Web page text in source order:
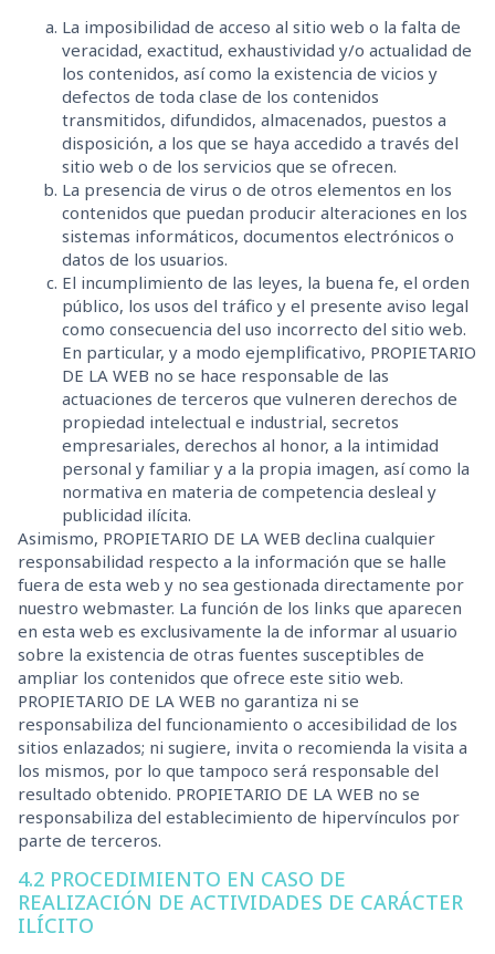
La imposibilidad de acceso al sitio web o la falta de
veracidad, exactitud, exhaustividad y/o actualidad de
los contenidos, así como la existencia de vicios y
defectos de toda clase de los contenidos
transmitidos, difundidos, almacenados, puestos a
disposición, a los que se haya accedido a través del
sitio web o de los servicios que se ofrecen.
La presencia de virus o de otros elementos en los
contenidos que puedan producir alteraciones en los
sistemas informáticos, documentos electrónicos o
datos de los usuarios.
El incumplimiento de las leyes, la buena fe, el orden
público, los usos del tráfico y el presente aviso legal
como consecuencia del uso incorrecto del sitio web.
En particular, y a modo ejemplificativo, PROPIETARIO
DE LA WEB no se hace responsable de las
actuaciones de terceros que vulneren derechos de
propiedad intelectual e industrial, secretos
empresariales, derechos al honor, a la intimidad
personal y familiar y a la propia imagen, así como la
normativa en materia de competencia desleal y
publicidad ilícita.
Asimismo, PROPIETARIO DE LA WEB declina cualquier
responsabilidad respecto a la información que se halle
fuera de esta web y no sea gestionada directamente por
nuestro webmaster. La función de los links que aparecen
en esta web es exclusivamente la de informar al usuario
sobre la existencia de otras fuentes susceptibles de
ampliar los contenidos que ofrece este sitio web.
PROPIETARIO DE LA WEB no garantiza ni se
responsabiliza del funcionamiento o accesibilidad de los
sitios enlazados; ni sugiere, invita o recomienda la visita a
los mismos, por lo que tampoco será responsable del
resultado obtenido. PROPIETARIO DE LA WEB no se
responsabiliza del establecimiento de hipervínculos por
parte de terceros.
4.2 PROCEDIMIENTO EN CASO DE
REALIZACIÓN DE ACTIVIDADES DE CARÁCTER
ILÍCITO